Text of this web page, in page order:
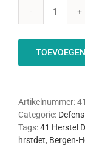
41
-
KIT
Artikelnummer:
Categorie:
Tags:41 Herstel
hrstdet, Bergen-